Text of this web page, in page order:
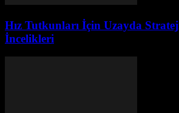
Hız Tutkunları İçin Uzayda
İncelikleri